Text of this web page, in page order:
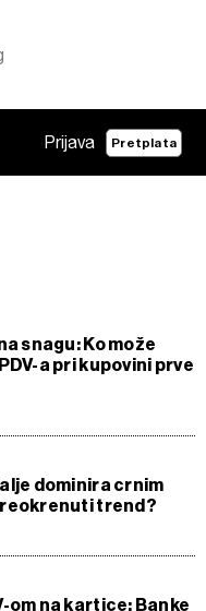
Prijava Pretplata
snagu: Ko može
a pri kupovini prve
dominira crnim
trend?
om na kartice: Banke